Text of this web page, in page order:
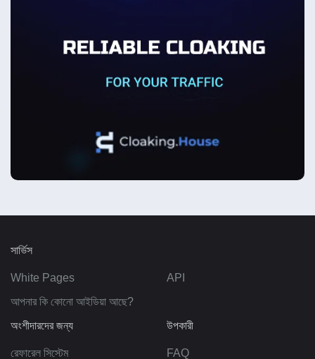
সার্ভিস
White Pages
API
আপনার কি কোনো আইডিয়া আছে?
অংশীদারদের জন্য
রেফারেল সিস্টেম
উপকারী
FAQ